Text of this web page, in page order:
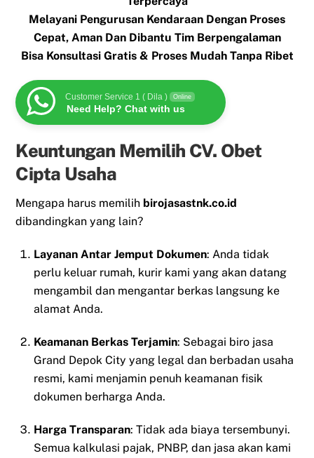
Melayani Pengurusan Kendaraan Dengan Proses
Cepat, Aman Dan Dibantu Tim Berpengalaman
Bisa Konsultasi Gratis & Proses Mudah Tanpa Ribet
Customer Service 1 ( Dila ) Online
Need Help? Chat with us
Keuntungan Memilih CV. Obet
Cipta Usaha
Mengapa harus memilih birojasastnk.co.id
dibandingkan yang lain?
Layanan Antar Jemput Dokumen: Anda tidak
perlu keluar rumah, kurir kami yang akan datang
mengambil dan mengantar berkas langsung ke
alamat Anda.
Keamanan Berkas Terjamin: Sebagai biro jasa
Grand Depok City yang legal dan berbadan usaha
resmi, kami menjamin penuh keamanan fisik
dokumen berharga Anda.
Harga Transparan: Tidak ada biaya tersembunyi.
Semua kalkulasi pajak, PNBP, dan jasa akan kami